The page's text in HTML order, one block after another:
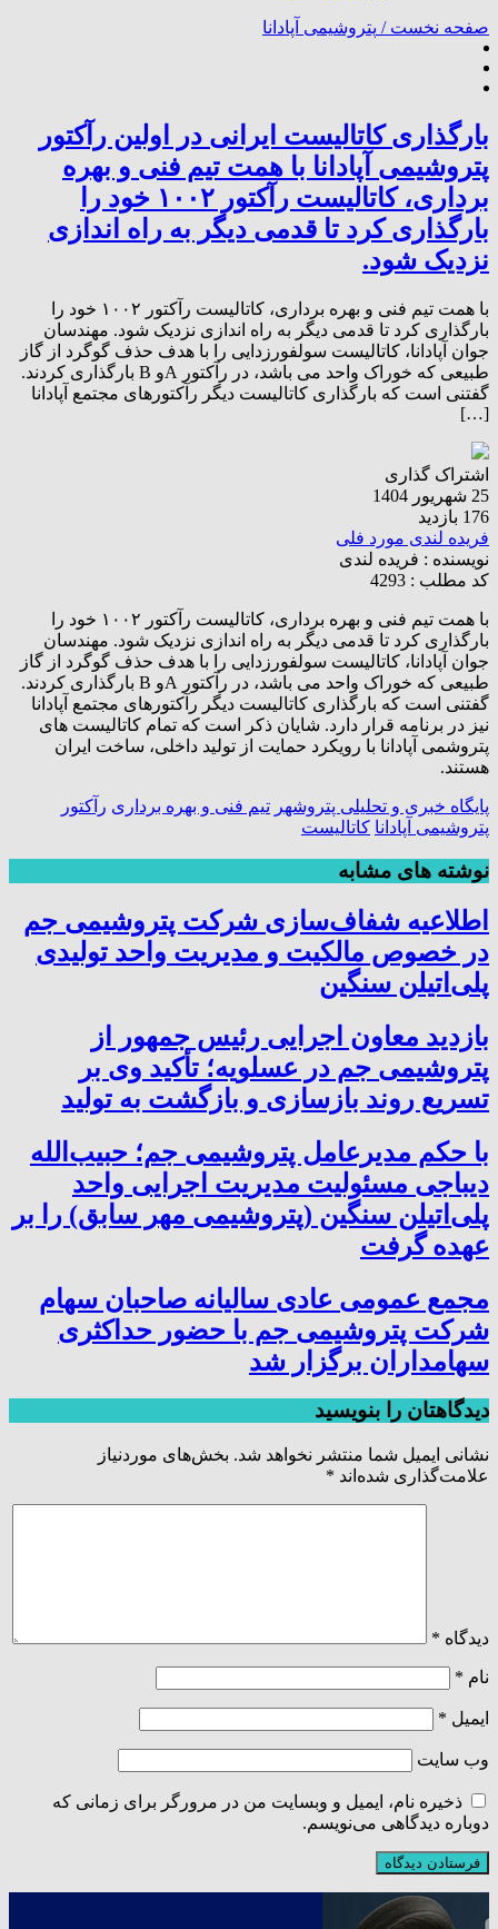
صفحه نخست / پتروشیمی آپادانا
بارگذاری کاتالیست ایرانی در اولین رآکتور
پتروشیمی آپادانا با همت تیم فنی و بهره
برداری، کاتالیست رآکتور ۱۰۰۲ خود را
بارگذاری کرد تا قدمی دیگر به راه اندازی
نزدیک شود.
با همت تیم فنی و بهره برداری، کاتالیست رآکتور ۱۰۰۲ خود را
بارگذاری کرد تا قدمی دیگر به راه اندازی نزدیک شود. مهندسان
جوان آپادانا، کاتالیست سولفورزدایی را با هدف حذف گوگرد از گاز
طبیعی که خوراک واحد می باشد، در رآکتور Aو B بارگذاری کردند.
گفتنی است که بارگذاری کاتالیست دیگر رآکتورهای مجتمع آپادانا
[…]
اشتراک گذاری
25 شهریور 1404
176 بازدید
فریده لندی مورد فلی
نویسنده : فریده لندی
کد مطلب : 4293
با همت تیم فنی و بهره برداری، کاتالیست رآکتور ۱۰۰۲ خود را
بارگذاری کرد تا قدمی دیگر به راه اندازی نزدیک شود. مهندسان
جوان آپادانا، کاتالیست سولفورزدایی را با هدف حذف گوگرد از گاز
طبیعی که خوراک واحد می باشد، در رآکتور Aو B بارگذاری کردند.
گفتنی است که بارگذاری کاتالیست دیگر رآکتورهای مجتمع آپادانا
نیز در برنامه قرار دارد. شایان ذکر است که تمام کاتالیست های
پتروشمی آپادانا با رویکرد حمایت از تولید داخلی، ساخت ایران
هستند.
پایگاه خبری و تحلیلی پتروشهر تیم فنی و بهره برداری رآکتور
پتروشیمی آپادانا کاتالیست
نوشته های مشابه
اطلاعیه شفاف‌سازی شرکت پتروشیمی جم
در خصوص مالکیت و مدیریت واحد تولیدی
پلی‌اتیلن سنگین
بازدید معاون اجرایی رئیس جمهور از
پتروشیمی جم در عسلویه؛ تأکید وی بر
تسریع روند بازسازی و بازگشت به تولید
با حکم مدیرعامل پتروشیمی جم؛ حبیب‌الله
دیباجی مسئولیت مدیریت اجرایی واحد
پلی‌اتیلن سنگین (پتروشیمی مهر سابق) را بر
عهده گرفت
مجمع عمومی عادی سالیانه صاحبان سهام
شرکت پتروشیمی جم با حضور حداکثری
سهامداران برگزار شد
دیدگاهتان را بنویسید
نشانی ایمیل شما منتشر نخواهد شد. بخش‌های موردنیاز
علامت‌گذاری شده‌اند *
دیدگاه *
نام *
ایمیل *
وب‌ سایت
ذخیره نام، ایمیل و وبسایت من در مرورگر برای زمانی که
دوباره دیدگاهی می‌نویسم.